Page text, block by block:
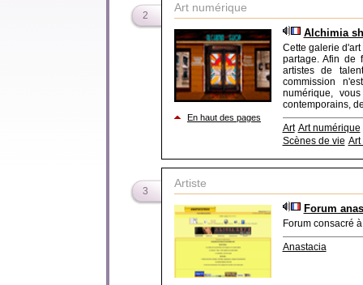
2
Art numérique
En haut des pages
Alchimia
Cette galerie
partage. Afin de
artistes de
commission
numérique,
contemporains,
Art Art numérique
Scènes de vie Art
3
Artiste
Forum
Forum consacré
Anastacia